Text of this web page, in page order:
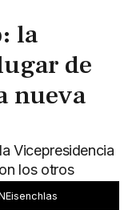
la
de
nueva
Vicepresidencia
los otros